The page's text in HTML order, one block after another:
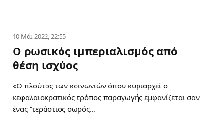
10 Μάι 2022, 22:55
Ο ρωσικός ιμπεριαλισμός από
θέση ισχύος
«Ο πλούτος των κοινωνιών όπου κυριαρχεί ο
κεφαλαιοκρατικός τρόπος παραγωγής εμφανίζεται σαν
ένας “τεράστιος σωρός…